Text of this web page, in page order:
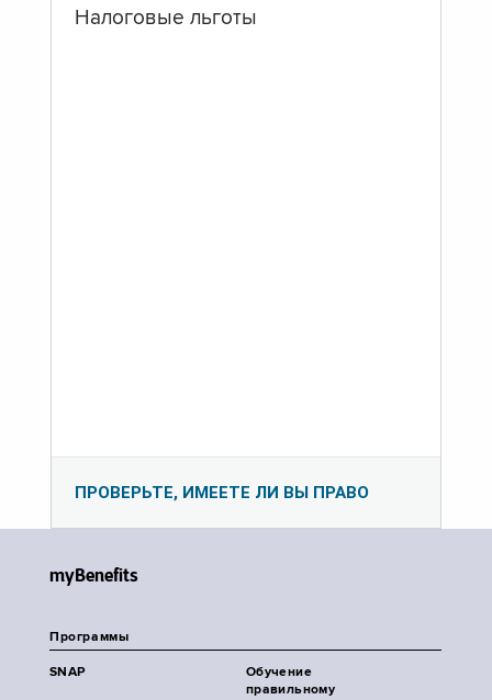
Налоговые льготы
ПРОВЕРЬТЕ, ИМЕЕТЕ ЛИ ВЫ ПРАВО
myBenefits
Программы
SNAP
Обучение
правильному